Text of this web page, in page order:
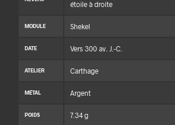
étoile à droite
MODULE Shekel
DATE Vers 300 av. J.-C.
ATELIER Carthage
MÉTAL Argent
POIDS 7.34 g